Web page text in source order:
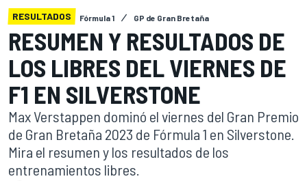
RESULTADOS Fórmula 1 GP de Gran Bretaña
RESUMEN Y RESULTADOS DE
LOS LIBRES DEL VIERNES DE
F1 EN SILVERSTONE
Max Verstappen dominó el viernes del Gran Premio
de Gran Bretaña 2023 de Fórmula 1 en Silverstone.
Mira el resumen y los resultados de los
entrenamientos libres.